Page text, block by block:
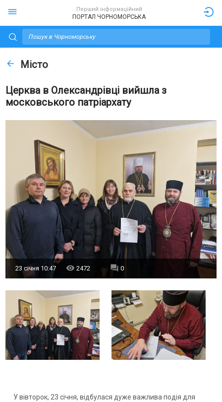
Перший інформаційний
ПОРТАЛ ЧОРНОМОРСЬКА
Місто
Церква в Олександрівці вийшла з
московського патріархату
23 січня 10:47 2472 0
У вівторок, 23 січня, відбулася дуже важлива подія для